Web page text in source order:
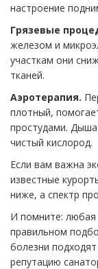
настроение
Грязевые
железом и
участкам они
тканей.
Аэротерапия.
плотный,
простудами.
чистый кислород.
Если вам важна
известные
ниже, а спектр
И помните: любая
правильном
болезни
репутацию